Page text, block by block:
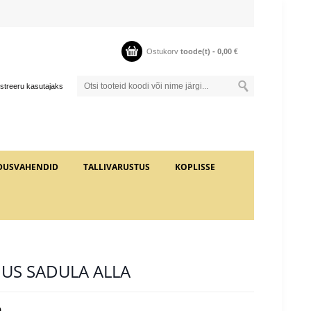
Ostukorv toode(t) - 0,00 €
kasutajaks
TALLIVARUSTUS KOPLISSE
SADULA ALLA